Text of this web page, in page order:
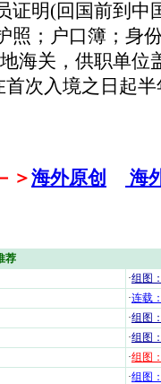
明(回国前到中
照；户口簿；身
海关，供职单位
次入境之日起
＞海外原创
海
荐
·组图
·连载
·组图
·组图
·组图
·组图